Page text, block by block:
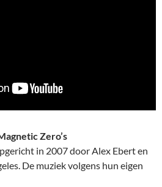
Zero’s
in 2007 door Alex Ebert en
De muziek volgens hun eigen